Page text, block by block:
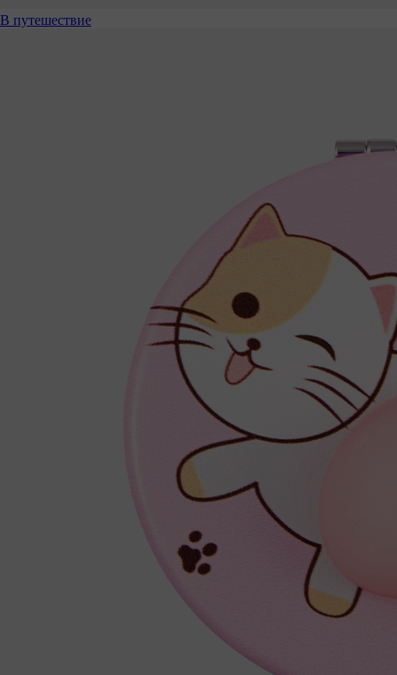
В путешествие